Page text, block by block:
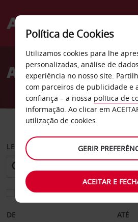
Welcome
AvisAluguer de
CARRO
LEVANTAR EM
Escolher uma estação de
DE ATÉ
Política de Cookies
Utilizamos cookies para lhe
personalizadas, análise de
experiência no nosso site.
com parceiros de publicidade e
confiança – a nossa política de
informação. Ao clicar em
utilização de cookies.
GERIR
ACEITAR E